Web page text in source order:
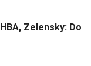
Zelensky: Do